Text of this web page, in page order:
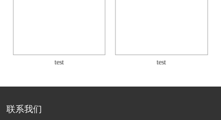
test test
联系我们